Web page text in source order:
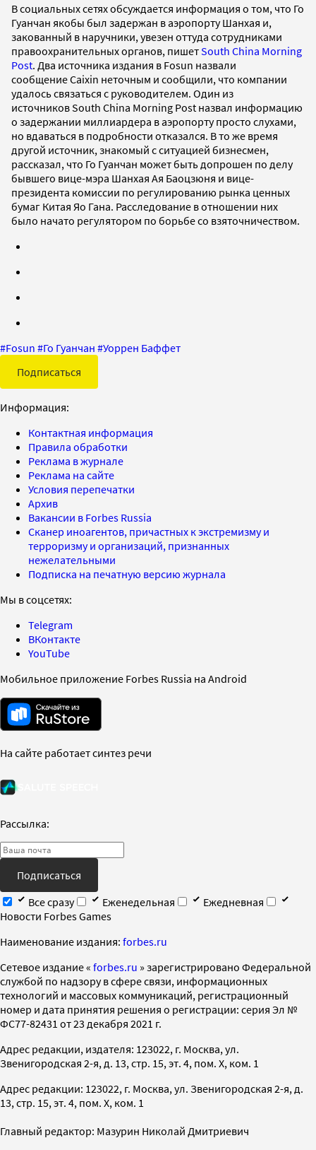
В социальных сетях обсуждается информация о том, что Го
Гуанчан якобы был задержан в аэропорту Шанхая и,
закованный в наручники, увезен оттуда сотрудниками
правоохранительных органов, пишетSouth China Morning
Post. Два источника издания в Fosun назвали
сообщение Caixin неточным и сообщили, что компании
удалось связаться с руководителем. Один из
источников South China Morning Post назвал информацию
о задержании миллиардера в аэропорту просто слухами,
но вдаваться в подробности отказался. В то же время
другой источник, знакомый с ситуацией бизнесмен,
рассказал, что Го Гуанчан может быть допрошен по делу
бывшего вице-мэра Шанхая Ая Баоцзюня и вице-
президента комиссии по регулированию рынка ценных
бумаг Китая Яо Гана. Расследование в отношении них
было начато регулятором по борьбе со взяточничеством.
#Fosun #Го Гуанчан #Уоррен Баффет
Подписаться
Информация:
Контактная информация
Правила обработки
Реклама в журнале
Реклама на сайте
Условия перепечатки
Архив
Вакансии в Forbes Russia
Сканер иноагентов, причастных к экстремизму и
терроризму и организаций, признанных
нежелательными
Подписка на печатную версию журнала
Мы в соцсетях:
Telegram
ВКонтакте
YouTube
Мобильное приложение Forbes Russia на Android
На сайте работает синтез речи
Рассылка:
Подписаться
Все сразу
Еженедельная
Ежедневная
Новости Forbes Games
Наименование издания: forbes.ru
Cетевое издание « forbes.ru » зарегистрировано Федеральной
службой по надзору в сфере связи, информационных
технологий и массовых коммуникаций, регистрационный
номер и дата принятия решения о регистрации: серия Эл №
ФС77-82431 от 23 декабря 2021 г.
Адрес редакции, издателя: 123022, г. Москва, ул.
Звенигородская 2-я, д. 13, стр. 15, эт. 4, пом. X, ком. 1
Адрес редакции: 123022, г. Москва, ул. Звенигородская 2-я, д.
13, стр. 15, эт. 4, пом. X, ком. 1
Главный редактор: Мазурин Николай Дмитриевич